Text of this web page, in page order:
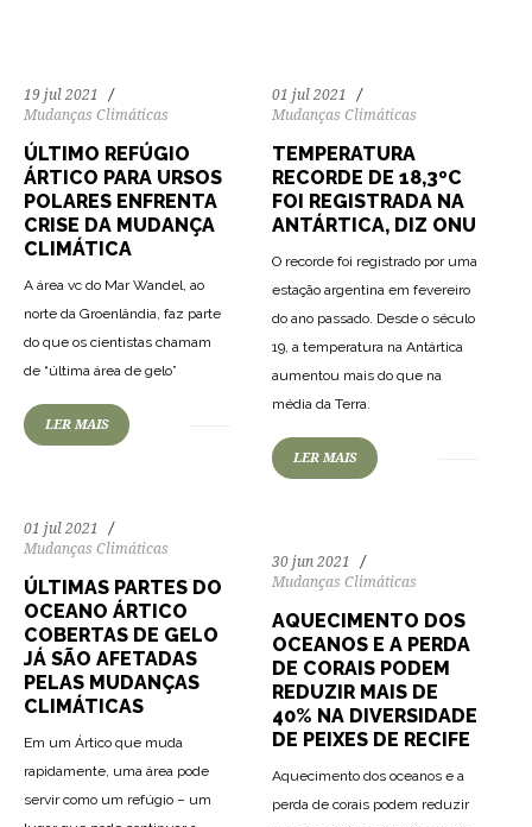
19 jul 2021
Mudanças Climáticas
ÚLTIMO REFÚGIO
ÁRTICO PARA URSOS
POLARES ENFRENTA
CRISE DA MUDANÇA
CLIMÁTICA
A área vc do Mar Wandel, ao
norte da Groenlândia, faz parte
do que os cientistas chamam
de “última área de gelo”
LER MAIS
01 jul 2021
Mudanças Climáticas
TEMPERATURA
RECORDE DE 18,3ºC
FOI REGISTRADA NA
ANTÁRTICA, DIZ ONU
O recorde foi registrado por uma
estação argentina em fevereiro
do ano passado. Desde o século
19, a temperatura na Antártica
aumentou mais do que na
média da Terra.
LER MAIS
01 jul 2021
Mudanças Climáticas
ÚLTIMAS PARTES DO
OCEANO ÁRTICO
COBERTAS DE GELO
JÁ SÃO AFETADAS
PELAS MUDANÇAS
CLIMÁTICAS
Em um Ártico que muda
rapidamente, uma área pode
servir como um refúgio – um
30 jun 2021
Mudanças Climáticas
AQUECIMENTO DOS
OCEANOS E A PERDA
DE CORAIS PODEM
REDUZIR MAIS DE
40% NA DIVERSIDADE
DE PEIXES DE RECIFE
Aquecimento dos oceanos e a
perda de corais podem reduzir